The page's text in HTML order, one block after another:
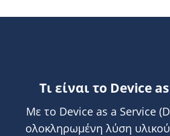
Τι είναι το Device
Με το Device as a Service
ολοκληρωμένη λύση